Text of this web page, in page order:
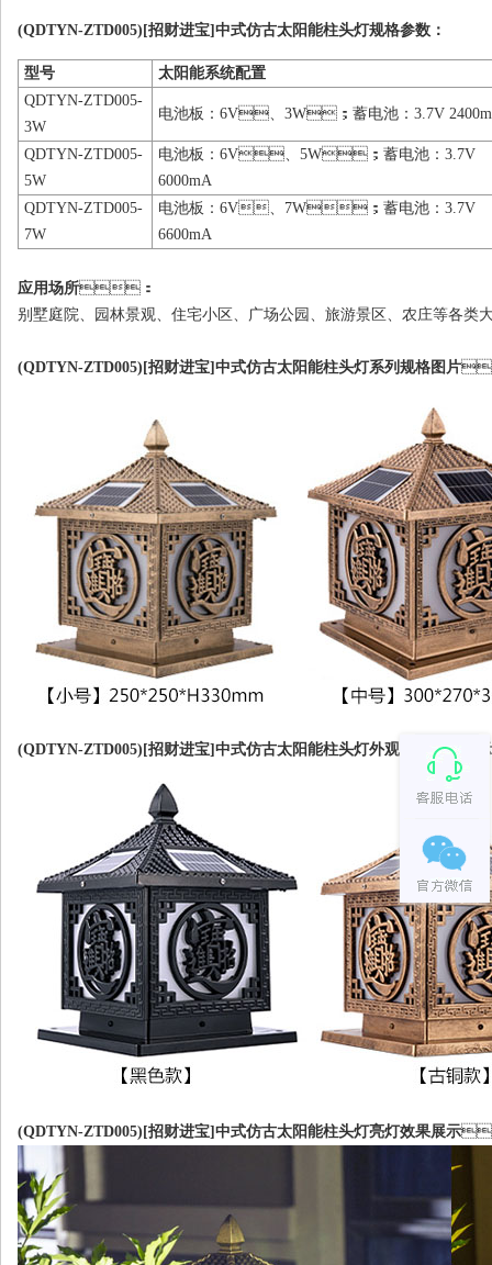
(QDTYN-ZTD005)[招财进宝]中式仿古太阳能柱头灯规格参数：
型号
太阳能系统配置
QDTYN-ZTD005-
3W
电池板：6V、3W；蓄电池：3.7V
QDTYN-ZTD005-
5W
电池板：6V、5W；蓄电池：3.7V
6000mA
QDTYN-ZTD005-
7W
电池板：6V、7W；蓄电池：3.7V
6600mA
应用场所：
别墅庭院、园林景观、住宅小区、广场公园、旅游景区、农
(QDTYN-ZTD005)[招财进宝]中式仿古太阳能柱头灯系列规格图片
(QDTYN-ZTD005)[招财进宝]中式仿古太阳能柱头灯外观三色效果展示
(QDTYN-ZTD005)[招财进宝]中式仿古太阳能柱头灯亮灯效果展示